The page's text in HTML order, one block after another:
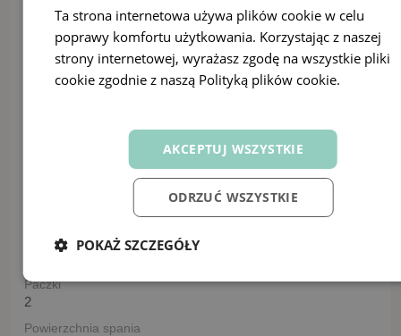
Wysokość frontu
61 cm
Wysokość frontu szuflady
15 cm
Maksymalne obciążenie szuflady
Materac
Paczki
2
Powierzchnia spania
Ta strona internetowa używa plików cookie w celu
poprawy komfortu użytkowania. Korzystając z naszej
strony internetowej, wyrażasz zgodę na wszystkie pliki
cookie zgodnie z naszą Polityką plików cookie.
AKCEPTUJ WSZYSTKIE
ODRZUĆ WSZYSTKIE
POKAŻ SZCZEGÓŁY